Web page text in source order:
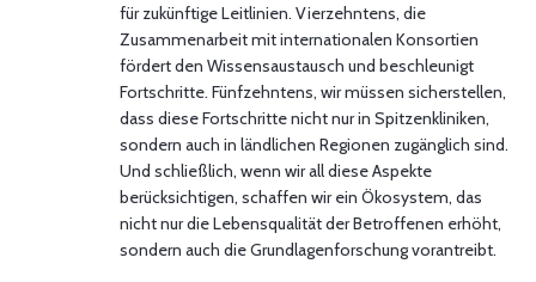
für zukünftige Leitlinien. Vierzehntens, die
Zusammenarbeit mit internationalen Konsortien
fördert den Wissensaustausch und beschleunigt
Fortschritte. Fünfzehntens, wir müssen sicherstellen,
dass diese Fortschritte nicht nur in Spitzenkliniken,
sondern auch in ländlichen Regionen zugänglich sind.
Und schließlich, wenn wir all diese Aspekte
berücksichtigen, schaffen wir ein Ökosystem, das
nicht nur die Lebensqualität der Betroffenen erhöht,
sondern auch die Grundlagenforschung vorantreibt.